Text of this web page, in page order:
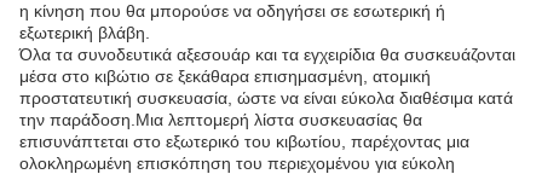
η κίνηση που θα μπορούσε να οδηγήσει σε εσωτερική ή
εξωτερική βλάβη.
Όλα τα συνοδευτικά αξεσουάρ και τα εγχειρίδια θα συσκευάζονται
μέσα στο κιβώτιο σε ξεκάθαρα επισημασμένη, ατομική
προστατευτική συσκευασία, ώστε να είναι εύκολα διαθέσιμα κατά
την παράδοση.Μια λεπτομερή λίστα συσκευασίας θα
επισυνάπτεται στο εξωτερικό του κιβωτίου, παρέχοντας μια
ολοκληρωμένη επισκόπηση του περιεχομένου για εύκολη